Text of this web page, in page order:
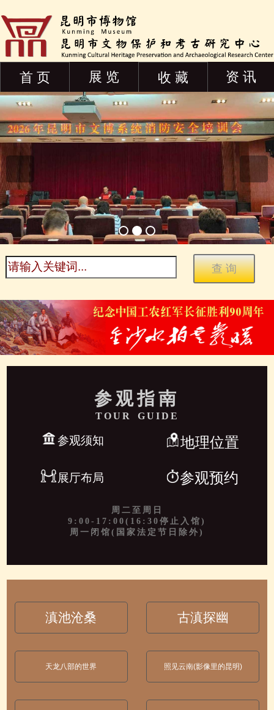
首 页 展 览 收 藏 资 讯
参观指南
TOUR GUIDE
参观须知 地理位置
展厅布局 参观预约
周二至周日
9:00-17:00(16:30停止入馆)
周一闭馆(国家法定节日除外)
滇池沧桑 古滇探幽
天龙八部的世界 照见云南(影像里的昆明)